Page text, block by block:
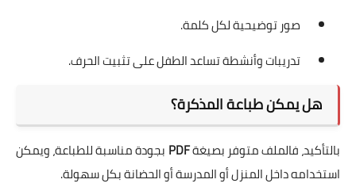
صور توضيحية لكل كلمة.
تدريبات وأنشطة تساعد الطفل على تثبيت الحرف.
هل يمكن طباعة المذكرة؟
بالتأكيد، فالملف متوفر بصيغةPDF بجودة مناسبة للطباعة، ويمكن
استخدامه داخل المنزل أو المدرسة أو الحضانة بكل سهولة.